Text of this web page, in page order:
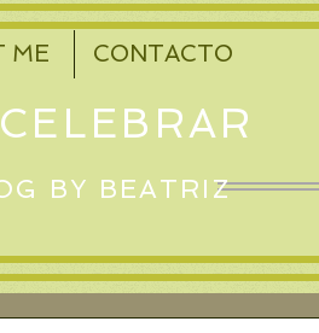
BY BEATRIZ
ME CONTACTO